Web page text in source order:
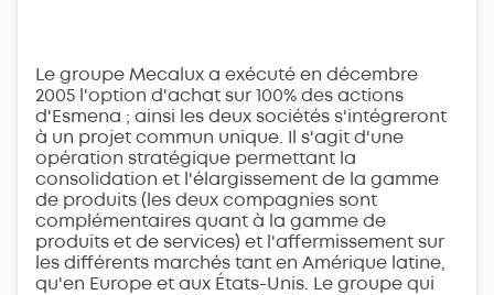
Le groupe Mecalux a exécuté en décembre
2005 l'option d'achat sur 100% des actions
d'Esmena ; ainsi les deux sociétés s'intégreront
à un projet commun unique. Il s'agit d'une
opération stratégique permettant la
consolidation et l'élargissement de la gamme
de produits (les deux compagnies sont
complémentaires quant à la gamme de
produits et de services) et l'affermissement sur
les différents marchés tant en Amérique latine,
qu'en Europe et aux États-Unis. Le groupe qui